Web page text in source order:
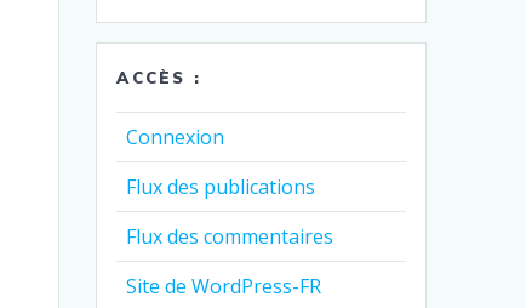
ACCÈS :
Connexion
Flux des publications
Flux des commentaires
Site de WordPress-FR